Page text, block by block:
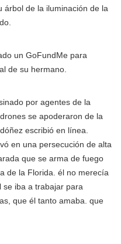
árbol de la iluminación de la
un GoFundMe para
de su hermano.
por agentes de la
se apoderaron de la
escribió en línea.
en una persecución de alta
que se arma de fuego
de la Florida. él no merecía
se iba a trabajar para
que él tanto amaba. que